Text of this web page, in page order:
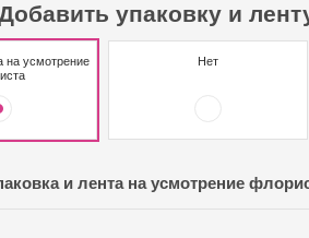
упаковку и
на усмотрение
Нет
и лента на усмотрение